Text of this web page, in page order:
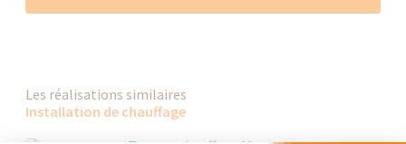
Les réalisations similaires
Installation de chauffage